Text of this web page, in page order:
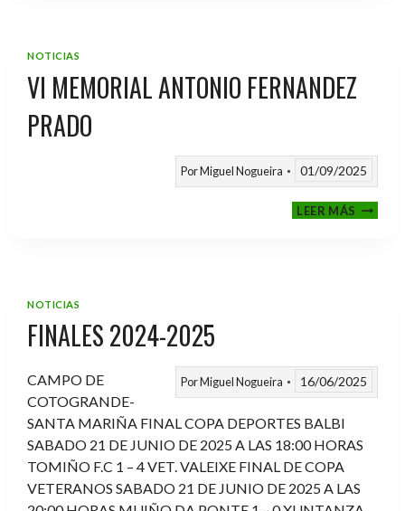
NOTICIAS
VI MEMORIAL ANTONIO FERNANDEZ
PRADO
PorMiguel Nogueira 01/09/2025
LEER MÁSVI
NOTICIAS
FINALES 2024-2025
PorMiguel Nogueira 16/06/2025
CAMPO DE
COTOGRANDE-
SANTA MARIÑA FINAL COPA DEPORTES BALBI
SABADO 21 DE JUNIO DE 2025 A LAS 18:00 HORAS
TOMIÑO F.C 1 – 4 VET. VALEIXE FINAL DE COPA
VETERANOS SABADO 21 DE JUNIO DE 2025 A LAS